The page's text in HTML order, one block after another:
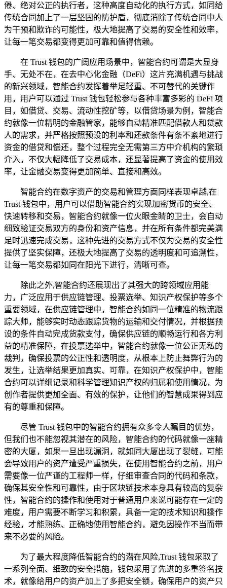
倦、绝对公正的执行者，这种高度自动化的执行方式，如同给
传统合同加上了一层坚固的防护盾，彻底消除了传统合同中人
为干预和欺诈的可能性，极大地提高了交易的安全性和效率，
让每一笔交易都变得更加可靠和值得信赖。
在 Trust 钱包的广阔应用场景中，智能合约可谓是大显身
手、无处不在，在去中心化金融（DeFi）这片充满机遇与挑战
的新兴领域，智能合约发挥着举足轻重、不可替代的关键作
用，用户可以通过 Trust 钱包轻松参与各种丰富多彩的 DeFi 项
目，如借贷、交易、流动性挖矿等，以借贷场景为例，智能合
约就像一位精明的金融管家，能够自动精准匹配借款人和贷款
人的需求，并严格按照预设的利率和还款条件有条不紊地进行
资金的借贷和偿还，整个过程完全无需第三方中介机构的繁琐
介入，不仅大幅降低了交易成本，还显著提高了资金的使用效
率，让金融交易变得更加简单、直接和高效。
智能合约在数字资产的交易和管理方面同样表现卓越,在
Trust 钱包中，用户可以借助智能合约实现加密货币的安全、
快速转移和交易，智能合约就像一位火眼金睛的卫士，会自动
细致验证交易双方的身份和资产信息，并在所有条件都完美满
足时迅速完成交易，这种先进的交易方式不仅为交易的安全性
提供了坚实保障，还极大地提高了交易的透明度和可追溯性，
让每一笔交易都如同在阳光下进行，清晰可查。
除此之外,智能合约还展现出了其强大的跨领域应用能
力，广泛应用于供应链管理、投票选举、知识产权保护等多个
重要领域，在供应链管理中，智能合约如同一位精准的物流跟
踪大师，能够实时动态跟踪货物的运输和交付情况，并根据预
设的条件自动完成货款支付，确保供应链的顺畅运行和各方利
益的精准保障，在投票选举中，智能合约就像一位公正无私的
裁判，确保投票的公正性和透明度，从根本上防止舞弊行为的
发生，让选举结果更加真实、可靠，在知识产权保护中，智能
合约可以详细记录和科学管理知识产权的归属和使用情况，为
创作者提供更加全面、有效的保护，让他们的智慧成果得到应
有的尊重和保障。
尽管 Trust 钱包中的智能合约拥有众多令人瞩目的优势，
但我们也不能忽视其潜在的风险，智能合约的代码就像一座精
密的大厦，如果一旦出现漏洞，就如同大厦出现了裂缝，可能
会导致用户的资产遭受严重损失，在使用智能合约之前，用户
需要像一位严谨的工程师一样，仔细审查合同的代码和条款，
确保其安全性和可靠性，由于区块链技术本身具有较高的复杂
性，智能合约的操作和使用对于普通用户来说可能存在一定的
难度，用户需要不断学习和积累，具备一定的技术知识和操作
经验，才能熟练、正确地使用智能合约，避免因操作不当而带
来不必要的风险。
为了最大程度降低智能合约的潜在风险,Trust 钱包采取了
一系列全面、细致的安全措施，钱包采用了先进的多重签名技
术，就像给用户的资产加上了多把安全锁，确保用户的资产只